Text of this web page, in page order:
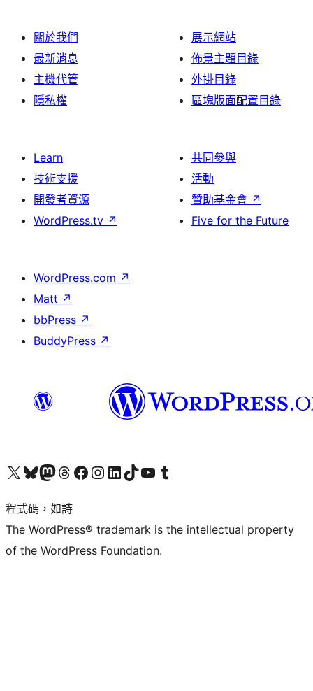
關於我們
最新消息
主機代管
隱私權
展示網站
佈景主題目錄
外掛目錄
區塊版面配置目錄
Learn
技術支援
開發者資源
WordPress.tv ↗
共同參與
活動
贊助基金會 ↗
Five for the Future
WordPress.com ↗
Matt ↗
bbPress ↗
BuddyPress ↗
查看我們的 X (之前的 Twitter) 帳號造訪我們的 Bluesky 帳號造訪我們的 Mastodon 帳號造訪我們的 Threads 帳號 造訪我們的 Facebook 粉絲專頁Visit our Instagram account
Visit our LinkedIn account
造訪我們的 TikTok 帳號Visit our YouTube channel
造訪我們的 Tumblr 帳號
程式碼，如詩
The WordPress® trademark is the intellectual property
of the WordPress Foundation.